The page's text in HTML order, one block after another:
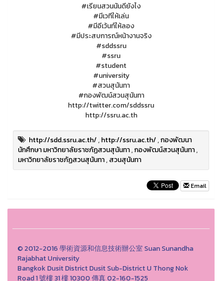
#เรียนสวนนันดียังไง
#มีเวทีให้เล่น
#มีอีเว้นท์ให้ลอง
#มีประสบการณ์หน้างานจริง
#sddssru
#ssru
#student
#university
#สวนสุนันทา
#กองพัฒน์สวนสุนันทา
http://twitter.com/sddssru
http://ssru.ac.th
http://sdd.ssru.ac.th/,http://ssru.ac.th/,กองพัฒนา
นักศึกษา มหาวิทยาลัยราชภัฏสวนสุนันทา,กองพัฒน์สวนสุนันทา,
มหาวิทยาลัยราชภัฏสวนสุนันทา,สวนสุนันทา
Email
© 2012-2016 學術資源和信息技術辦公室 Suan Sunandha
Rajabhat University
Bangkok Dusit District Dusit Sub-District U Thong Nok
Road 1 號樓 31 樓 10300 傳真 02-160-1525